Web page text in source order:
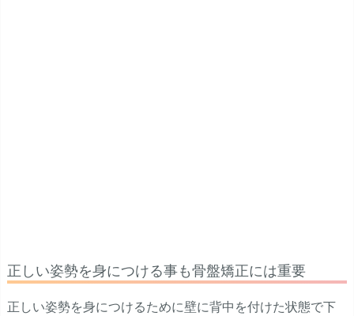
正しい姿勢を身につける事も骨盤矯正には重要
正しい姿勢を身につけるために壁に背中を付けた状態で下